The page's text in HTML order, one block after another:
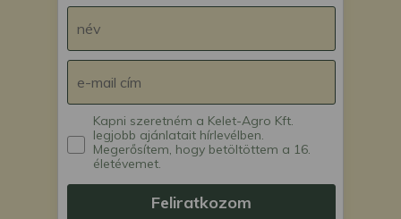
Kapni szeretném a Kelet-Agro Kft.
legjobb ajánlatait hírlevélben.
Megerősítem, hogy betöltöttem a 16.
életévemet.
Feliratkozom